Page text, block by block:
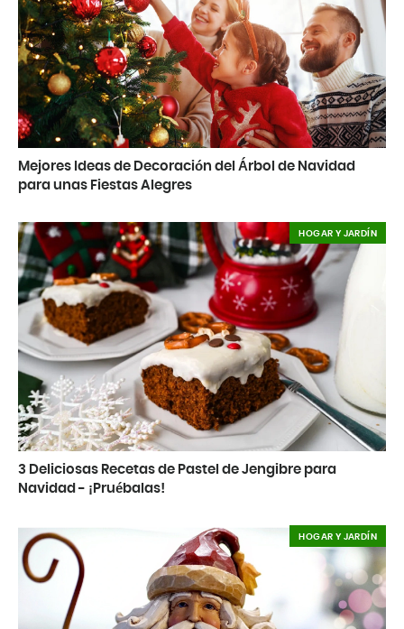
Mejores Ideas de Decoración del Árbol de Navidad
para unas Fiestas Alegres
3 Deliciosas Recetas de Pastel de Jengibre para
Navidad - ¡Pruébalas!
HOGAR Y JARDÍN
HOGAR Y JARDÍN